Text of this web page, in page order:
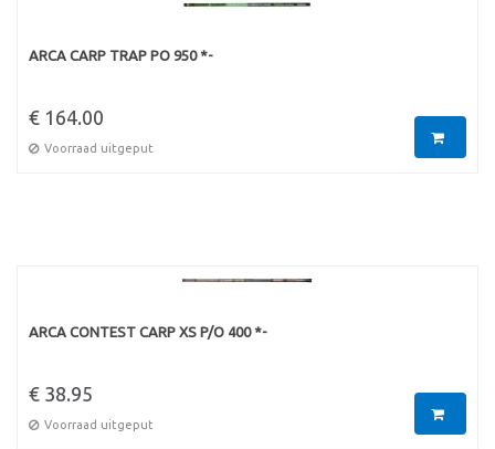
ARCA CARP TRAP PO 950 *-
€ 164.00
Voorraad uitgeput
ARCA CONTEST CARP XS P/O 400 *-
€ 38.95
Voorraad uitgeput